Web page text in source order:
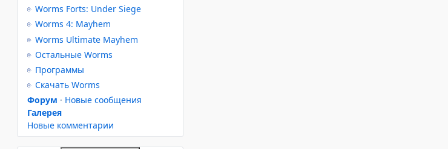
Worms Forts: Under Siege
Worms 4: Mayhem
Worms Ultimate Mayhem
Остальные Worms
Программы
Скачать Worms
Форум · Новые сообщения
Галерея
Новые комментарии